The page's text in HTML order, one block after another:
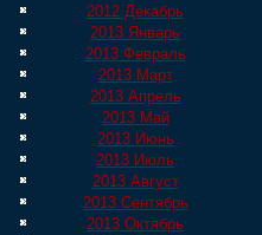
2012 Декабрь
2013 Январь
2013 Февраль
2013 Март
2013 Апрель
2013 Май
2013 Июнь
2013 Июль
2013 Август
2013 Сентябрь
2013 Октябрь